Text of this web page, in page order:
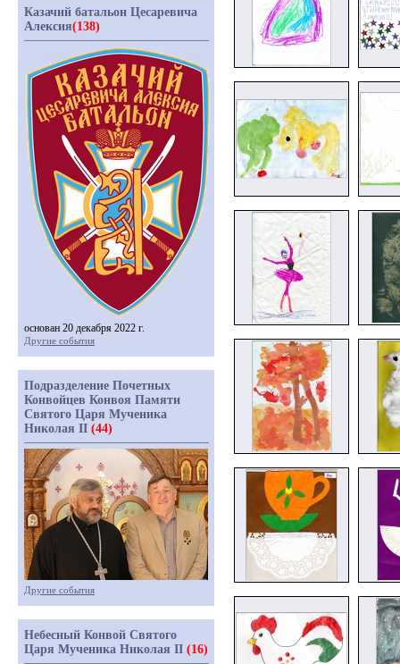
Казачий батальон Цесаревича
Алексия(138)
основан 20 декабря 2022 г.
Другие события
Подразделение Почетных
Конвойцев Конвоя Памяти
Святого Царя Мученика
Николая II (44)
Другие события
Небесный Конвой Святого
Царя Мученика Николая II (16)